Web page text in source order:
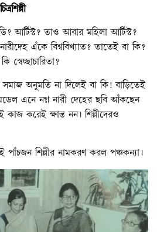
আর্টিস্ট? তাও আবার মহিলা আর্টিস্ট?
এঁকে বিশ্ববিখ্যাত? তাতেই বা কি?
স্বেচ্ছাচারিতা?
অনুমতি না দিলেই বা কি! বাড়িতেই
এনে নগ্ন নারী দেহের ছবি আঁকছেন
কাজ করেই ক্ষান্ত নন। শিল্পীদেরও
পাঁচজন শিল্পীর নামকরণ করল পঞ্চকন্যা।